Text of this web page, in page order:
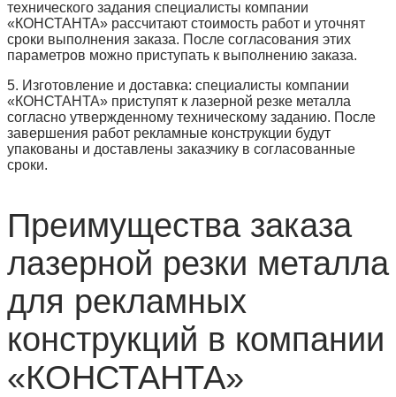
технического задания специалисты компании
«КОНСТАНТА» рассчитают стоимость работ и уточнят
сроки выполнения заказа. После согласования этих
параметров можно приступать к выполнению заказа.
5. Изготовление и доставка: специалисты компании
«КОНСТАНТА» приступят к лазерной резке металла
согласно утвержденному техническому заданию. После
завершения работ рекламные конструкции будут
упакованы и доставлены заказчику в согласованные
сроки.
Преимущества заказа
лазерной резки металла
для рекламных
конструкций в компании
«КОНСТАНТА»